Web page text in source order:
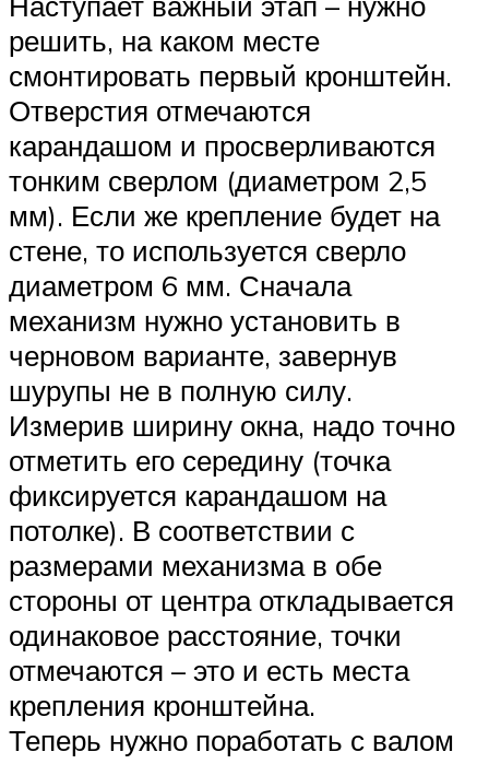
решить, на каком месте
смонтировать первый кронштейн.
Отверстия отмечаются
карандашом и просверливаются
тонким сверлом (диаметром 2,5
мм). Если же крепление будет на
стене, то используется сверло
диаметром 6 мм. Сначала
механизм нужно установить в
черновом варианте, завернув
шурупы не в полную силу.
Измерив ширину окна, надо точно
отметить его середину (точка
фиксируется карандашом на
потолке). В соответствии с
размерами механизма в обе
стороны от центра откладывается
одинаковое расстояние, точки
отмечаются – это и есть места
крепления кронштейна.
Теперь нужно поработать с валом